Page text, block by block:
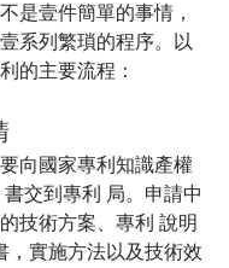
是壹件簡單的事情，
系列繁瑣的程序。以
的主要流程：
向國家專利知識產權
交到專利 局。申請中
技術方案、專利 說明
，實施方法以及技術效